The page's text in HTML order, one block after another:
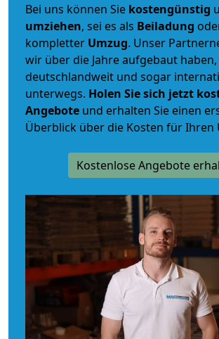
Bei uns können Sie kostengünstig
umziehen, sei es als Beiladung
kompletter Umzug. Unser
wir über die Jahre aufgebaut
deutschlandweit und sogar
unterwegs. Holen Sie sich jetzt
Angebote und erhalten Sie einen
Überblick über die Kosten für Ihren
Kostenlose Angebote